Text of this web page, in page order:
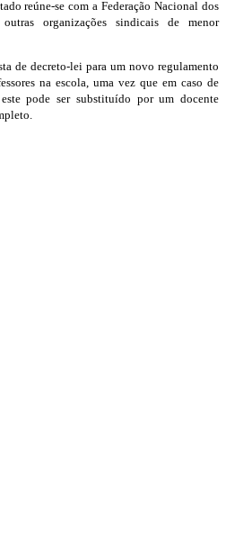
reúne-se com a Federação Nacional dos
organizações sindicais de menor
de decreto-lei para um novo regulamento
na escola, uma vez que em caso de
pode ser substituído por um docente